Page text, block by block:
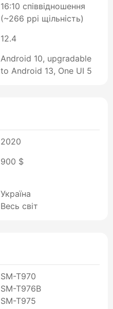
16:10 співвідношення
(~266 ppi щільність)
12.4
Android 10, upgradable
to Android 13, One UI 5
2020
900 $
Україна
Весь світ
SM-T970
SM-T976B
SM-T975